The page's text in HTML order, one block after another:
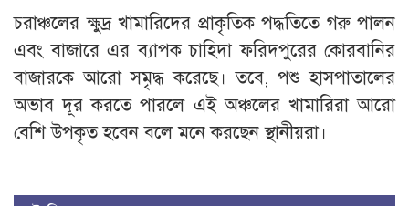
চরাঞ্চলের ক্ষুদ্র খামারিদের প্রাকৃতিক পদ্ধতিতে গরু পালন
এবং বাজারে এর ব্যাপক চাহিদা ফরিদপুরের কোরবানির
বাজারকে আরো সমৃদ্ধ করেছে। তবে, পশু হাসপাতালের
অভাব দূর করতে পারলে এই অঞ্চলের খামারিরা আরো
বেশি উপকৃত হবেন বলে মনে করছেন স্থানীয়রা।